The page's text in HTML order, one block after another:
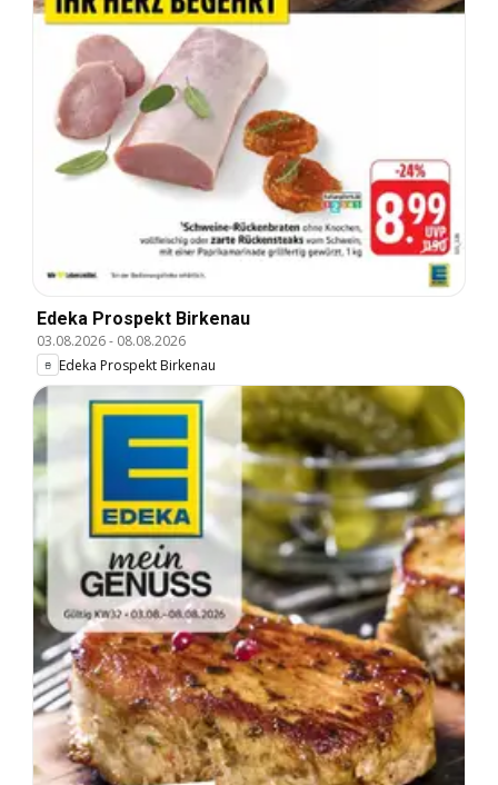
Edeka Prospekt Birkenau
03.08.2026- 08.08.2026
Edeka Prospekt Birkenau